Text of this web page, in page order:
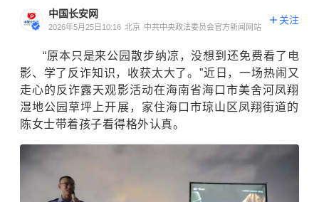
中国长安网
2026年5月25日10:16 北京 中共中央政法委员会官方新闻网站
关注
“原本只是来公园散步纳凉，没想到还免费看了电
影、学了反诈知识，收获太大了。”近日，一场热闹又
走心的反诈露天观影活动在海南省海口市美舍河凤翔
湿地公园草坪上开展，家住海口市琼山区凤翔街道的
陈女士带着孩子看得格外认真。